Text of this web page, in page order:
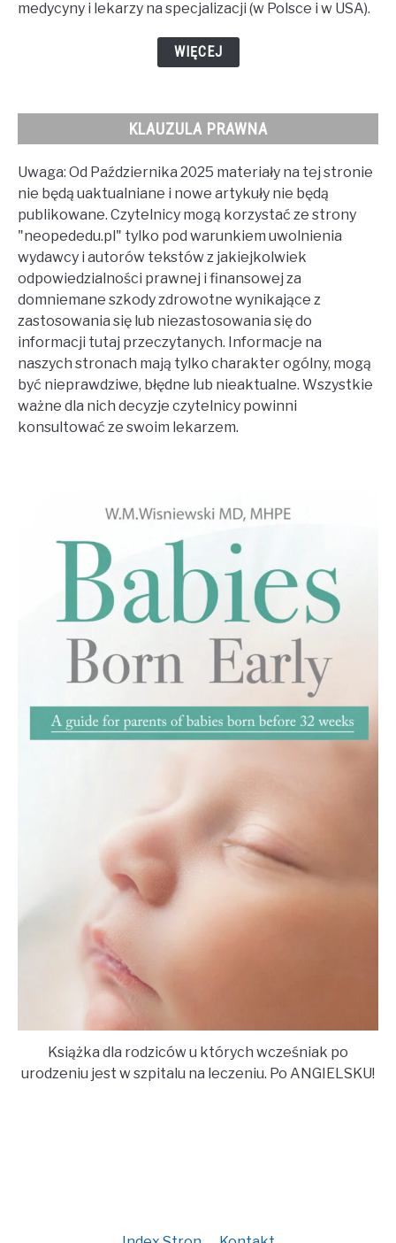
medycyny i lekarzy na specjalizacji (w Polsce i w USA).
WIĘCEJ
KLAUZULA PRAWNA
Uwaga: Od Października 2025 materiały na tej stronie
nie będą uaktualniane i nowe artykuły nie będą
publikowane. Czytelnicy mogą korzystać ze strony
"neopededu.pl" tylko pod warunkiem uwolnienia
wydawcy i autorów tekstów z jakiejkolwiek
odpowiedzialności prawnej i finansowej za
domniemane szkody zdrowotne wynikające z
zastosowania się lub niezastosowania się do
informacji tutaj przeczytanych. Informacje na
naszych stronach mają tylko charakter ogólny, mogą
być nieprawdziwe, błędne lub nieaktualne. Wszystkie
ważne dla nich decyzje czytelnicy powinni
konsultować ze swoim lekarzem.
Książka dla rodziców u których wcześniak po
urodzeniu jest w szpitalu na leczeniu. Po ANGIELSKU!